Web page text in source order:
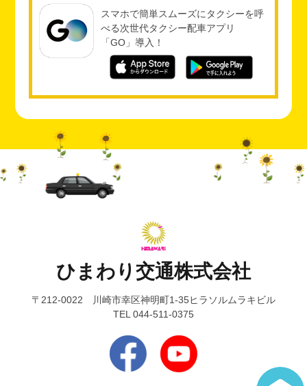
スマホで簡単スムーズにタクシーを呼
べる次世代タクシー配車アプリ
「GO」導入！
ひまわり交通株式会社
〒212-0022 川崎市幸区神明町1-35ヒラソルムラキビル
TEL 044-511-0375